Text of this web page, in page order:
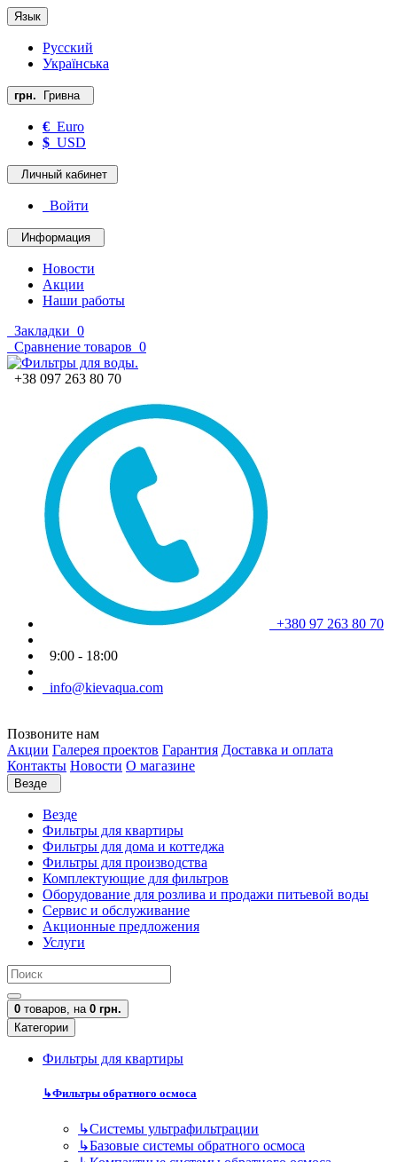
Язык
Русский
Українська
грн. Гривна
€ Euro
$ USD
Личный кабинет
Войти
Информация
Новости
Акции
Наши работы
Закладки 0
Сравнение товаров 0
+38 097 263 80 70
+380 97 263 80 70
9:00 - 18:00
info@kievaqua.com
Позвоните нам
Акции Галерея проектов Гарантия Доставка и оплата
Контакты Новости О магазине
Везде
Везде
Фильтры для квартиры
Фильтры для дома и коттеджа
Фильтры для производства
Комплектующие для фильтров
Оборудование для розлива и продажи питьевой воды
Сервис и обслуживание
Акционные предложения
Услуги
0 товаров, на 0 грн.
Категории
Фильтры для квартиры
↳Фильтры обратного осмоса
↳Cистемы ультрафильтрации
↳Базовые системы обратного осмоса